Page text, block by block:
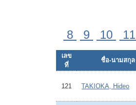
8
9 10 11
เลข
ที่
ชื่อ-นามสกุล
121 TAKIOKA, Hideo